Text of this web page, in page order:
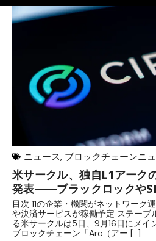
ニュース, ブロックチェーンニ
米サークル、独自L1アーク
発表――ブラックロックや
目次 11の企業・機関がネットワーク
や決済サービスが稼働予定 ステーブ
る米サークルは5日、9月16日にメイ
ブロックチェーン「Arc（アー […]